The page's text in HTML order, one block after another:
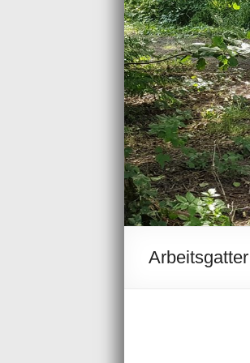
Arbeitsgatter